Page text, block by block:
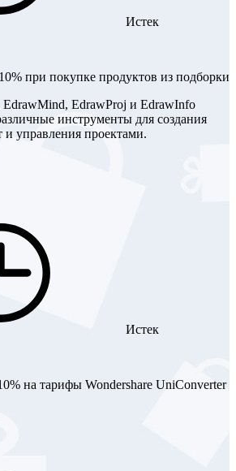
Истек
при покупке продуктов из подборки
EdrawProj и EdrawInfo
инструменты для создания
и управления проектами.
Истек
на тарифы Wondershare UniConverter